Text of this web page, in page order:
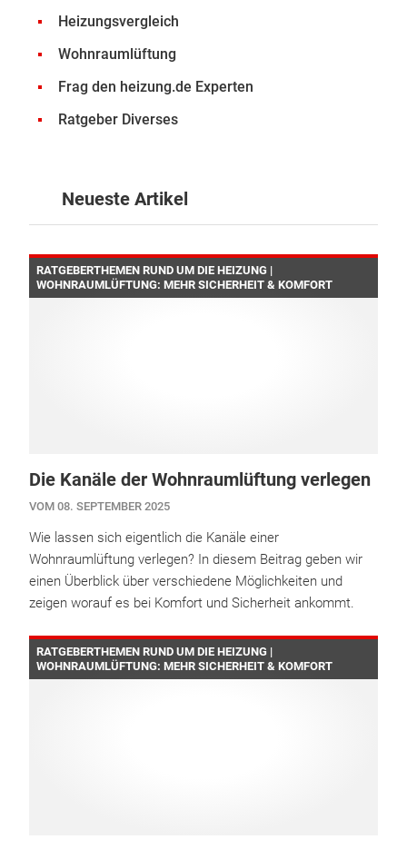
Heizungsvergleich
Wohnraumlüftung
Frag den heizung.de Experten
Ratgeber Diverses
Neueste Artikel
RATGEBERTHEMEN RUND UM DIE HEIZUNG |
WOHNRAUMLÜFTUNG: MEHR SICHERHEIT & KOMFORT
Die Kanäle der Wohnraumlüftung verlegen
VOM 08. SEPTEMBER 2025
Wie lassen sich eigentlich die Kanäle einer
Wohnraumlüftung verlegen? In diesem Beitrag geben wir
einen Überblick über verschiedene Möglichkeiten und
zeigen worauf es bei Komfort und Sicherheit ankommt.
RATGEBERTHEMEN RUND UM DIE HEIZUNG |
WOHNRAUMLÜFTUNG: MEHR SICHERHEIT & KOMFORT